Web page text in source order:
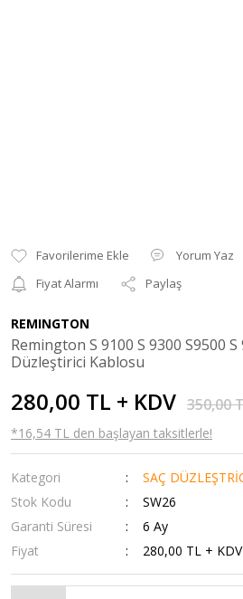
Yorum Yaz
Fiyat Alarmı
Paylaş
REMINGTON
Remington S 9100 S 9300 S9500 S
Düzleştirici Kablosu
280,00 TL + KDV 350,00
*16,54 TL den başlayan taksitlerle!
Kategori
SAÇ
Stok Kodu
SW26
Garanti Süresi
6 Ay
Fiyat
280,00 TL + KDV